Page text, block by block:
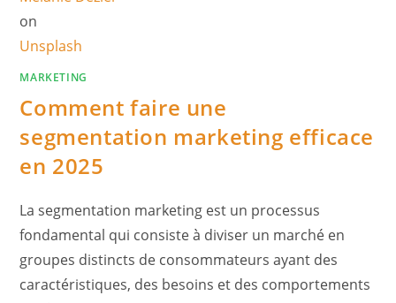
on
Unsplash
MARKETING
Comment faire une
segmentation marketing efficace
en 2025
La segmentation marketing est un processus
fondamental qui consiste à diviser un marché en
groupes distincts de consommateurs ayant des
caractéristiques, des besoins et des comportements